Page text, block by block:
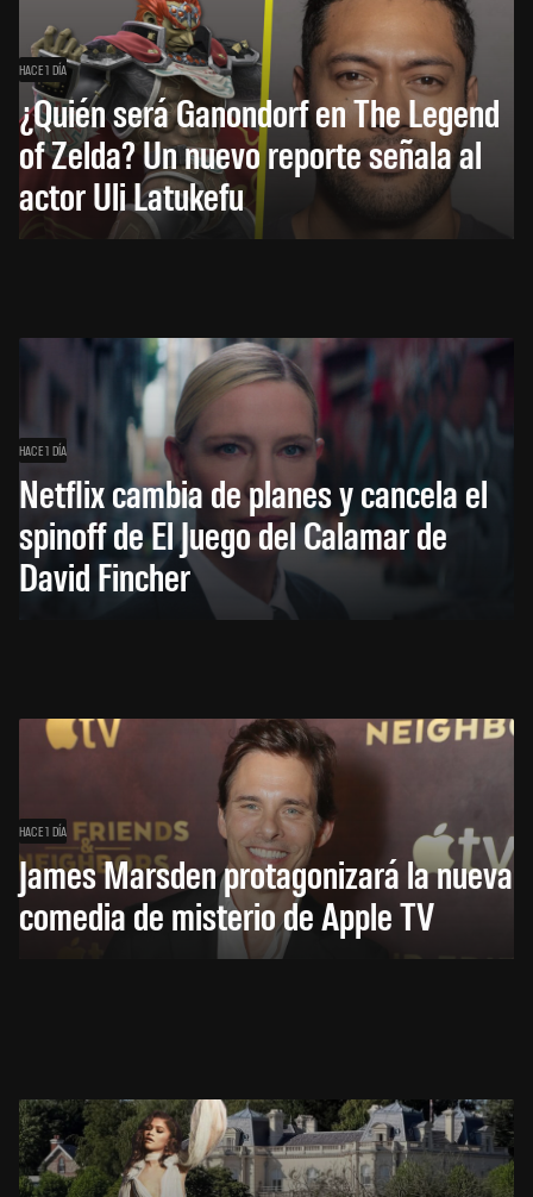
HACE 1 DÍA
¿Quién será Ganondorf en The Legend
of Zelda? Un nuevo reporte señala al
actor Uli Latukefu
HACE 1 DÍA
Netflix cambia de planes y cancela el
spinoff de El Juego del Calamar de
David Fincher
HACE 1 DÍA
James Marsden protagonizará la nueva
comedia de misterio de Apple TV